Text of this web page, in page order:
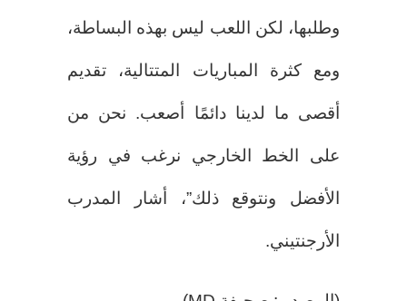
وطلبها، لكن اللعب ليس بهذه البساطة،
ومع كثرة المباريات المتتالية، تقديم
أقصى ما لدينا دائمًا أصعب. نحن من
على الخط الخارجي نرغب في رؤية
الأفضل ونتوقع ذلك”، أشار المدرب
الأرجنتيني.